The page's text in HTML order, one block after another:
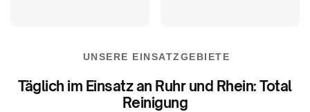
UNSERE EINSATZGEBIETE
Täglich im Einsatz an Ruhr und Rhein: Total
Reinigung